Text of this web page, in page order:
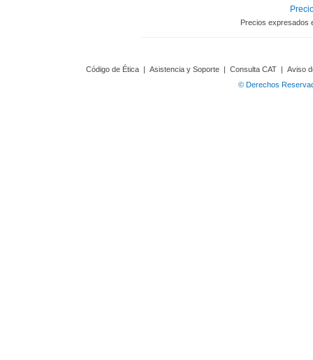
Precios expresados
Código de Ética | Asistencia y Soporte | Consulta CAT | Aviso
© Derechos